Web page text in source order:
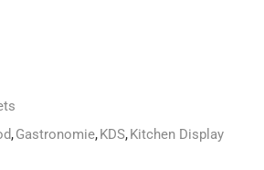
,Gastronomie,KDS,Kitchen Display